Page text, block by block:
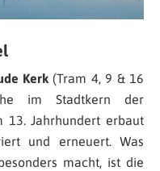
Kerk (Tram 4, 9 & 16
im Stadtkern der
13. Jahrhundert erbaut
und erneuert. Was
macht, ist die